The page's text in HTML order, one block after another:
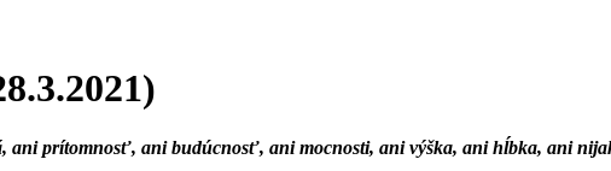
ani prítomnosť, ani budúcnosť, ani mocnosti, ani výška, ani hĺbka, ani